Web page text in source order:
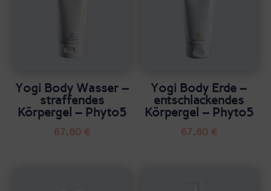
Yogi Body Wasser –
straffendes
Körpergel – Phyto5
67,80 €
Yogi Body Erde –
entschlackendes
Körpergel – Phyto5
67,80 €